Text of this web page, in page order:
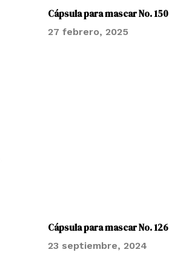
Cápsula para mascar No. 150
27 febrero, 2025
Cápsula para mascar No. 126
23 septiembre, 2024